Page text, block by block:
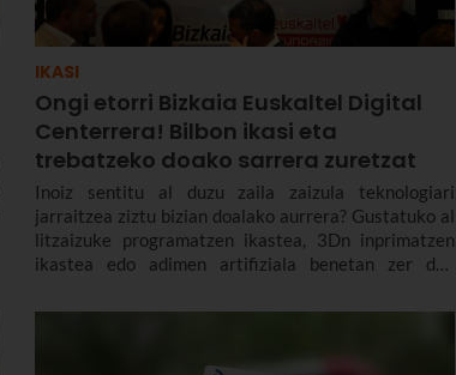
IKASI
Ongi etorri Bizkaia Euskaltel Digital
Centerrera! Bilbon ikasi eta
trebatzeko doako sarrera zuretzat
Inoiz sentitu al duzu zaila zaizula teknologiari
jarraitzea ziztu bizian doalako aurrera? Gustatuko al
litzaizuke programatzen ikastea, 3Dn inprimatzen
ikastea edo adimen artifiziala benetan zer den
mugikorrak edo aplikazioak erabiltzen ikasi nahiko